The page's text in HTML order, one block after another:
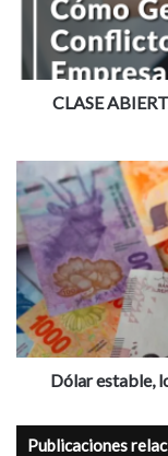
Empresas
Familiares
CLASE
estable,
los
negocios
pasan
por
la
tasa
en
Dólar estable,
Publicaciones